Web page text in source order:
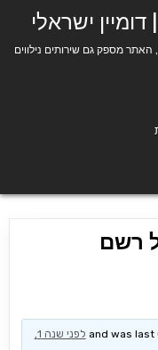
דומיין ישראלי
האתר מספק גם שירותים נילווים
רשם
לפני שנה 1,